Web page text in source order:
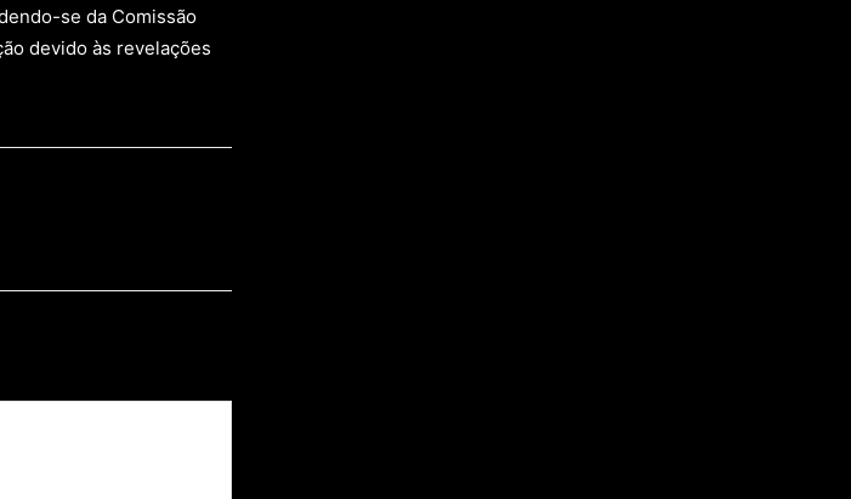
se da Comissão
devido às revelações